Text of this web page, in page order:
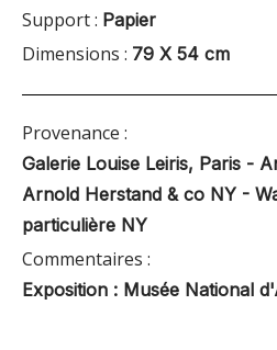
Support : Papier
Dimensions : 79 X 54 cm
Provenance :
Galerie Louise Leiris, Paris -
Arnold Herstand & co NY -
particulière NY
Commentaires :
Exposition : Musée National